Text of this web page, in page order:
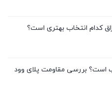
کدام انتخاب بهتری است؟
است؟ بررسی مقاومت پلای وود